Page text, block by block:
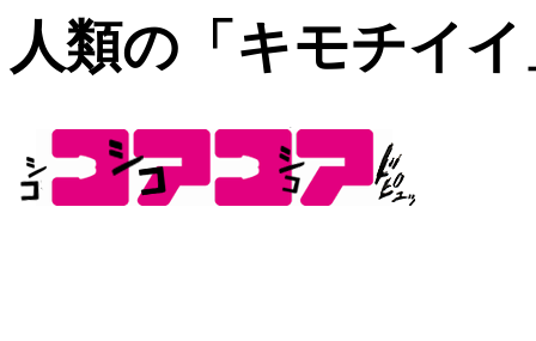
人類の「キモチイ